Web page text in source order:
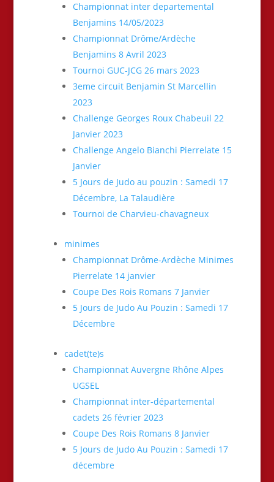
Championnat inter departemental
Benjamins 14/05/2023
Championnat Drôme/Ardèche
Benjamins 8 Avril 2023
Tournoi GUC-JCG 26 mars 2023
3eme circuit Benjamin St Marcellin
2023
Challenge Georges Roux Chabeuil 22
Janvier 2023
Challenge Angelo Bianchi Pierrelate 15
Janvier
5 Jours de Judo au pouzin : Samedi 17
Décembre, La Talaudière
Tournoi de Charvieu-chavagneux
minimes
Championnat Drôme-Ardèche Minimes
Pierrelate 14 janvier
Coupe Des Rois Romans 7 Janvier
5 Jours de Judo Au Pouzin : Samedi 17
Décembre
cadet(te)s
Championnat Auvergne Rhône Alpes
UGSEL
Championnat inter-départemental
cadets 26 février 2023
Coupe Des Rois Romans 8 Janvier
5 Jours de Judo Au Pouzin : Samedi 17
décembre